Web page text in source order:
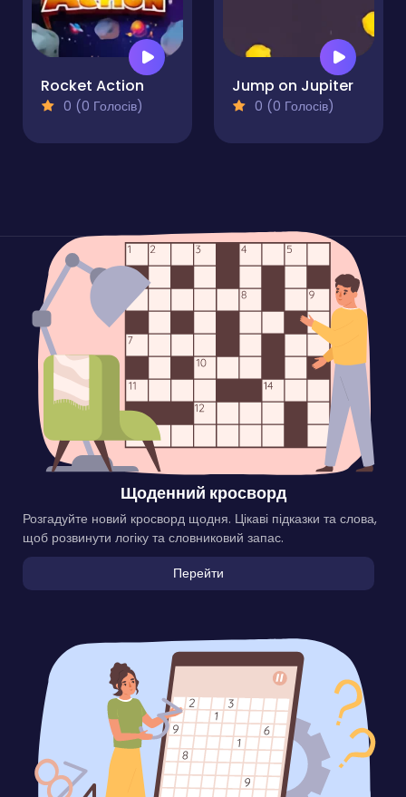
Rocket Action
0 (0 Голосів)
Jump on Jupiter
0 (0 Голосів)
Щоденний кросворд
Розгадуйте новий кросворд щодня. Цікаві підказки та слова,
щоб розвинути логіку та словниковий запас.
Перейти